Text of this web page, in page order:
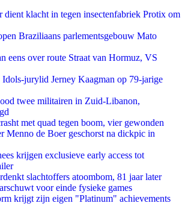
dient klacht in tegen insectenfabriek Protix om
Braziliaans parlementsgebouw Mato
eens over route Straat van Hormuz, VS
Idols-jurylid Jerney Kaagman op 79-jarige
twee militairen in Zuid-Libanon,
met quad tegen boom, vier gewonden
Menno de Boer geschorst na dickpic in
krijgen exclusieve early access tot
slachtoffers atoombom, 81 jaar later
voor einde fysieke games
krijgt zijn eigen "Platinum" achievements